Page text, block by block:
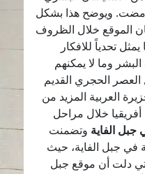
-120,000 سنة مضت. ويوضح هذا بشكل
الموقع خلال الظروف
تحدياً للافكار
وما لا يمكنهم
الحجري القديم
العربية المزيد من
خلال مراحل
الفايةوتضمنت
في جبل الفاية، حيث
دلت أن موقع جبل